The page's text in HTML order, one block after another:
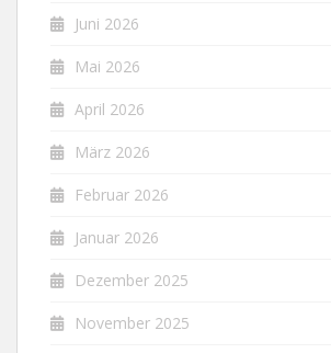
Juni 2026
Mai 2026
April 2026
März 2026
Februar 2026
Januar 2026
Dezember 2025
November 2025